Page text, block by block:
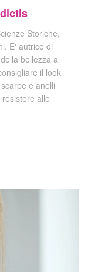
Storiche,
E' autrice di
bellezza a
il look
e anelli
alle